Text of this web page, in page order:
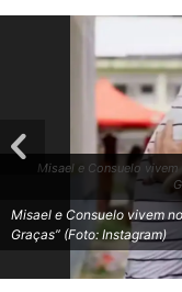
Misael e Consuelo
Misael e Consuelo vivem
Graças” (Foto: Instagram)